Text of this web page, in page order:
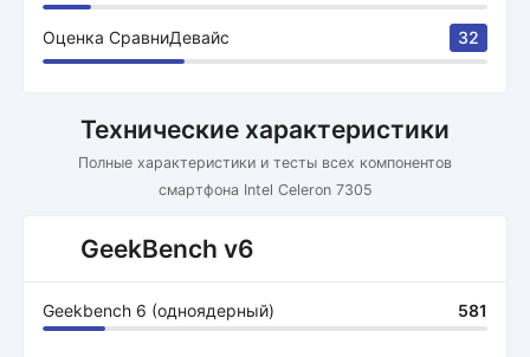
Оценка СравниДевайс 32
Технические характеристики
Полные характеристики и тесты всех компонентов
смартфона Intel Celeron 7305
GeekBench v6
Geekbench 6 (одноядерный) 581